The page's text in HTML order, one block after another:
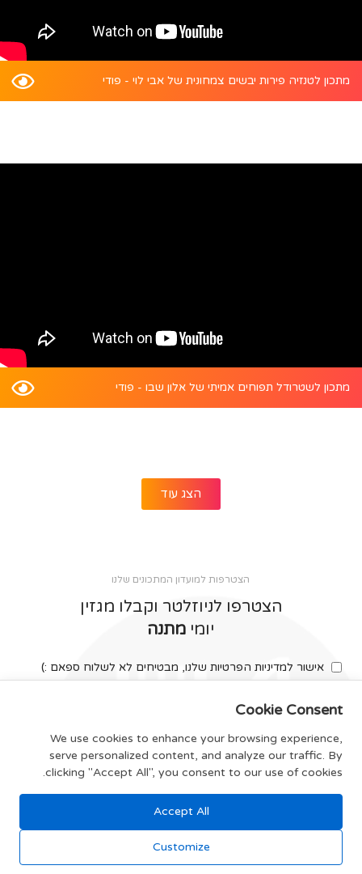
מתכון לטנזיה פירות יבשים צמחונית של אבי לוי - פודי
מתכון לשטרודל תפוחים אמיתי של אלון שבו - פודי
הצג עוד
הצטרפות למועדון המתכונים שלנו
הצטרפו לניוזלטר וקבלו מגזין
יומי מתנה
אישור למדיניות הפרטיות שלנו, מבטיחים לא לשלוח ספאם :)
צרפו אותי
תקנון האתר
Cookie Consent
We use cookies to enhance your browsing experience,
serve personalized content, and analyze our traffic. By
clicking "Accept All", you consent to our use of cookies.
Accept All
Customize